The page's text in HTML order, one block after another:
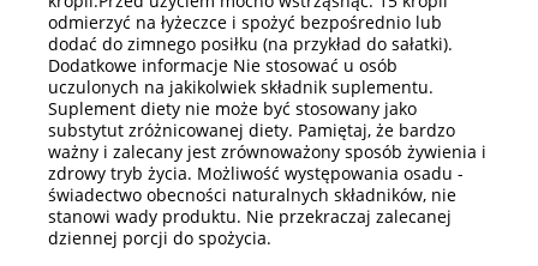
odmierzyć na łyżeczce i spożyć bezpośrednio lub
dodać do zimnego posiłku (na przykład do sałatki).
Dodatkowe informacje Nie stosować u osób
uczulonych na jakikolwiek składnik suplementu.
Suplement diety nie może być stosowany jako
substytut zróżnicowanej diety. Pamiętaj, że bardzo
ważny i zalecany jest zrównoważony sposób żywienia i
zdrowy tryb życia. Możliwość występowania osadu -
świadectwo obecności naturalnych składników, nie
stanowi wady produktu. Nie przekraczaj zalecanej
dziennej porcji do spożycia.